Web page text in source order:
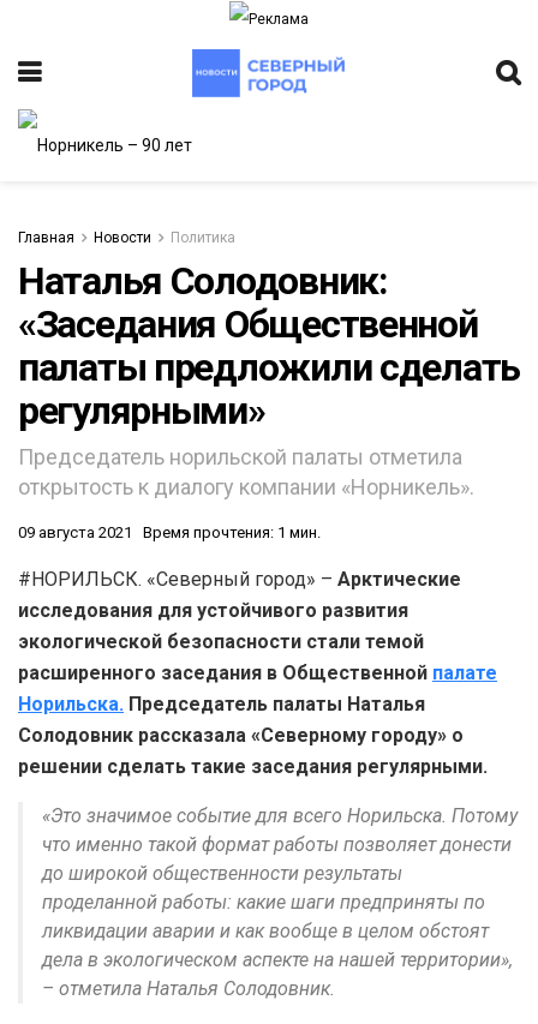
Главная Новости Политика
Наталья Солодовник:
«Заседания Общественной
палаты предложили сделать
регулярными»
Председатель норильской палаты отметила
открытость к диалогу компании «Норникель».
09 августа 2021 Время прочтения: 1 мин.
#НОРИЛЬСК. «Северный город» – Арктические
исследования для устойчивого развития
экологической безопасности стали темой
расширенного заседания в Общественной палате
Норильска. Председатель палаты Наталья
Солодовник рассказала «Северному городу» о
решении сделать такие заседания регулярными.
«Это значимое событие для всего Норильска. Потому
что именно такой формат работы позволяет донести
до широкой общественности результаты
проделанной работы: какие шаги предприняты по
ликвидации аварии и как вообще в целом обстоят
дела в экологическом аспекте на нашей территории»,
– отметила Наталья Солодовник.